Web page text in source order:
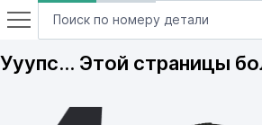
Ууупс… Этой страницы